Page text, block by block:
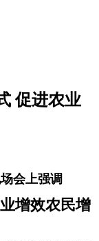
促进农业
会上强调
增效农民增